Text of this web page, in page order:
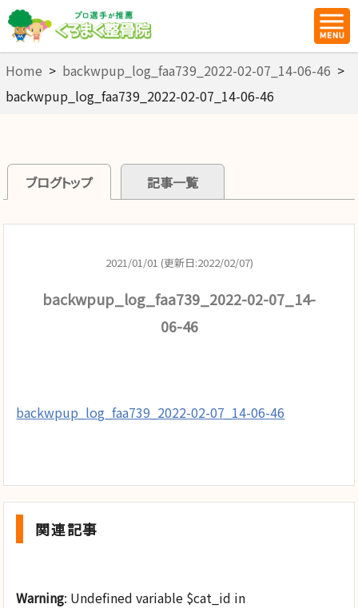
Home > backwpup_log_faa739_2022-02-07_14-06-46 >
backwpup_log_faa739_2022-02-07_14-06-46
ブログトップ 記事一覧
2021/01/01 (更新日:2022/02/07)
backwpup_log_faa739_2022-02-07_14-
06-46
backwpup_log_faa739_2022-02-07_14-06-46
関連記事
Warning: Undefined variable $cat_id in